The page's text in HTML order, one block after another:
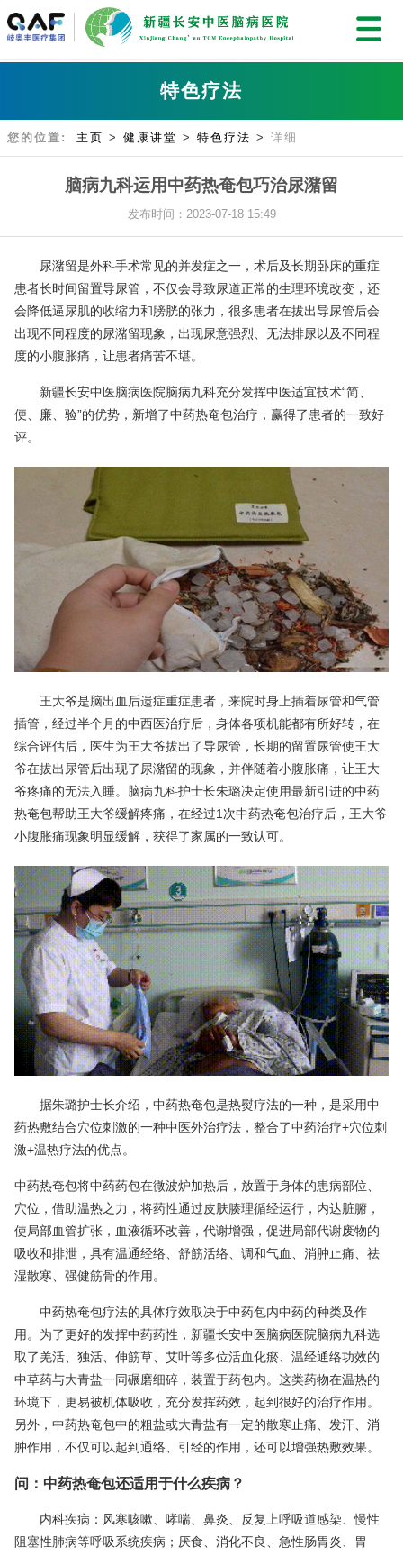
特色疗法
您的位置: 主页 > 健康讲堂 > 特色疗法 > 详细
脑病九科运用中药热奄包巧治尿潴留
发布时间：2023-07-18 15:49
尿潴留是外科手术常见的并发症之一，术后及长期卧床的重症
患者长时间留置导尿管，不仅会导致尿道正常的生理环境改变，还
会降低逼尿肌的收缩力和膀胱的张力，很多患者在拔出导尿管后会
出现不同程度的尿潴留现象，出现尿意强烈、无法排尿以及不同程
度的小腹胀痛，让患者痛苦不堪。
新疆长安中医脑病医院脑病九科充分发挥中医适宜技术“简、
便、廉、验”的优势，新增了中药热奄包治疗，赢得了患者的一致好
评。
王大爷是脑出血后遗症重症患者，来院时身上插着尿管和气管
插管，经过半个月的中西医治疗后，身体各项机能都有所好转，在
综合评估后，医生为王大爷拔出了导尿管，长期的留置尿管使王大
爷在拔出尿管后出现了尿潴留的现象，并伴随着小腹胀痛，让王大
爷疼痛的无法入睡。脑病九科护士长朱璐决定使用最新引进的中药
热奄包帮助王大爷缓解疼痛，在经过1次中药热奄包治疗后，王大爷
小腹胀痛现象明显缓解，获得了家属的一致认可。
据朱璐护士长介绍，中药热奄包是热熨疗法的一种，是采用中
药热敷结合穴位刺激的一种中医外治疗法，整合了中药治疗+穴位刺
激+温热疗法的优点。
中药热奄包将中药药包在微波炉加热后，放置于身体的患病部位、
穴位，借助温热之力，将药性通过皮肤腠理循经运行，内达脏腑，
使局部血管扩张，血液循环改善，代谢增强，促进局部代谢废物的
吸收和排泄，具有温通经络、舒筋活络、调和气血、消肿止痛、祛
湿散寒、强健筋骨的作用。
中药热奄包疗法的具体疗效取决于中药包内中药的种类及作
用。为了更好的发挥中药药性，新疆长安中医脑病医院脑病九科选
取了羌活、独活、伸筋草、艾叶等多位活血化瘀、温经通络功效的
中草药与大青盐一同碾磨细碎，装置于药包内。这类药物在温热的
环境下，更易被机体吸收，充分发挥药效，起到很好的治疗作用。
另外，中药热奄包中的粗盐或大青盐有一定的散寒止痛、发汗、消
肿作用，不仅可以起到通络、引经的作用，还可以增强热敷效果。
问：中药热奄包还适用于什么疾病？
内科疾病：风寒咳嗽、哮喘、鼻炎、反复上呼吸道感染、慢性
阻塞性肺病等呼吸系统疾病；厌食、消化不良、急性肠胃炎、胃